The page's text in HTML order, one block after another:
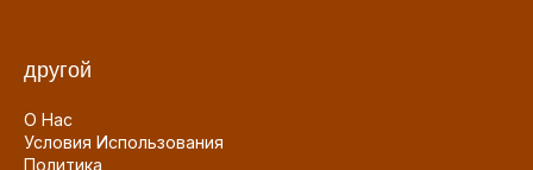
другой
О Нас
Условия Использования
Политика